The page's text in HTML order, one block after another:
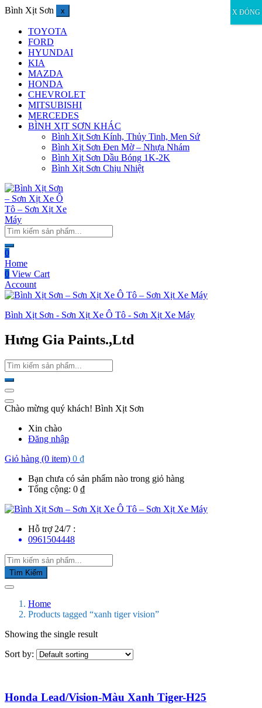
Bình Xịt Sơn x
TOYOTA
FORD
HYUNDAI
KIA
MAZDA
HONDA
CHEVROLET
MITSUBISHI
MERCEDES
BÌNH XỊT SƠN KHÁC
Bình Xịt Sơn Kính, Thủy Tinh, Men Sứ
Bình Xịt Sơn Đen Mờ – Nhựa Nhám
Bình Xịt Sơn Dầu Bóng 1K-2K
Bình Xịt Sơn Chịu Nhiệt
0
Home
0 View Cart
Account
Bình Xịt Sơn - Sơn Xịt Xe Ô Tô - Sơn Xịt Xe Máy
Hưng Gia Paints.,Ltd
Chào mừng quý khách! Bình Xịt Sơn
Xin chào
Đăng nhập
Giỏ hàng (0 item) 0 ₫
Bạn chưa có sản phẩm nào trong giỏ hàng
Tổng cộng: 0 ₫
Hỗ trợ 24/7 :
0961504448
Tìm Kiếm
Home
Products tagged “xanh tiger vision”
Showing the single result
Sort by:
Honda Lead/Vision-Màu Xanh Tiger-H25
X ĐÓNG